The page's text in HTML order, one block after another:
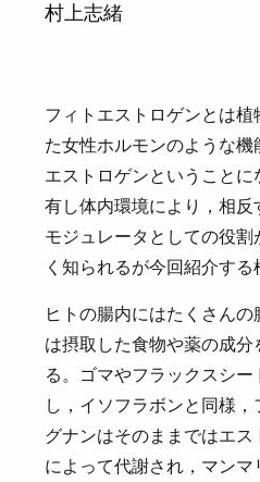
村上志緒
フィトエストロゲンとは
た女性ホルモンのような
エストロゲンということ
有し体内環境により，相
モジュレータとしての役
く知られるが今回紹介す
ヒトの腸内にはたくさん
は摂取した食物や薬の成
る。ゴマやフラックスシ
し，イソフラボンと同様
グナンはそのままではエ
によって代謝され，マン